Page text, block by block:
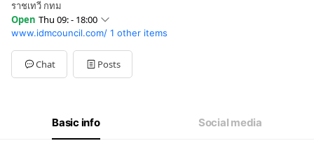
ราชเทวี กทม
Open Thu 09: - 18:00
Sun09: - 18:00
Mon09: - 18:00
Tue09: - 18:00
Wed09: - 18:00
www.idmcouncil.com/ 1 other items
Chat Posts
Basic info Social media